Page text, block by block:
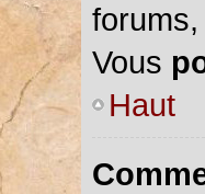
Vous
Haut